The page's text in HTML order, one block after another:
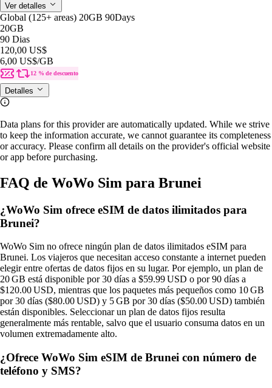
Ver detalles
Global (125+ areas) 20GB 90Days
20GB
90 Dias
120,00 US$
6,00 US$/GB
12 % de descuento
Detalles
Data plans for this provider are automatically updated. While we strive
to keep the information accurate, we cannot guarantee its completeness
or accuracy. Please confirm all details on the provider's official website
or app before purchasing.
FAQ de WoWo Sim para Brunei
¿WoWo Sim ofrece eSIM de datos ilimitados para
Brunei?
WoWo Sim no ofrece ningún plan de datos ilimitados eSIM para
Brunei. Los viajeros que necesitan acceso constante a internet pueden
elegir entre ofertas de datos fijos en su lugar. Por ejemplo, un plan de
20 GB está disponible por 30 días a $59.99 USD o por 90 días a
$120.00 USD, mientras que los paquetes más pequeños como 10 GB
por 30 días ($80.00 USD) y 5 GB por 30 días ($50.00 USD) también
están disponibles. Seleccionar un plan de datos fijos resulta
generalmente más rentable, salvo que el usuario consuma datos en un
volumen extremadamente alto.
¿Ofrece WoWo Sim eSIM de Brunei con número de
teléfono y SMS?